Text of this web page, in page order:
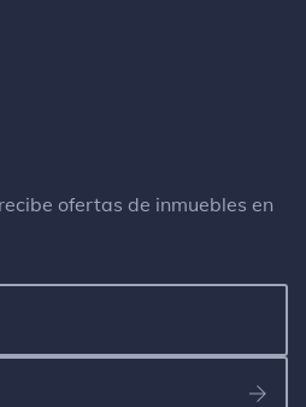
ofertas de inmuebles en